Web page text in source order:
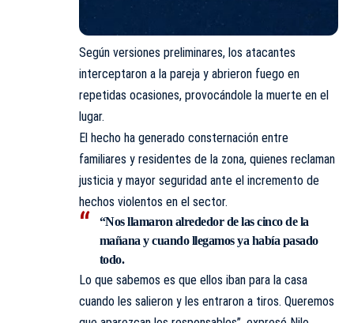
Según versiones preliminares, los atacantes
interceptaron a la pareja y abrieron fuego en
repetidas ocasiones, provocándole la muerte en el
lugar.
El hecho ha generado consternación entre
familiares y residentes de la zona, quienes reclaman
justicia y mayor seguridad ante el incremento de
hechos violentos en el sector.
“Nos llamaron alrededor de las cinco de la
mañana y cuando llegamos ya había pasado
todo.
Lo que sabemos es que ellos iban para la casa
cuando les salieron y les entraron a tiros. Queremos